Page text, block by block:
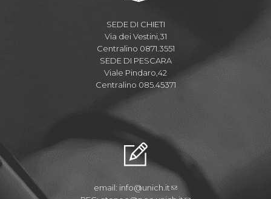
SEDE DI CHIETI
Via dei Vestini,31
Centralino 0871.3551
SEDE DI PESCARA
Viale Pindaro,42
Centralino 085.45371
email: info@unich.it